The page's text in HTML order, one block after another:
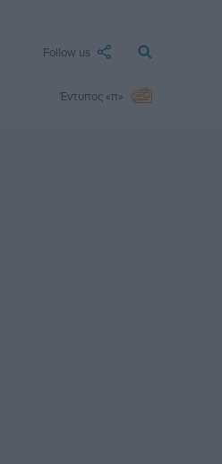
Follow us
Έντυπος «π»